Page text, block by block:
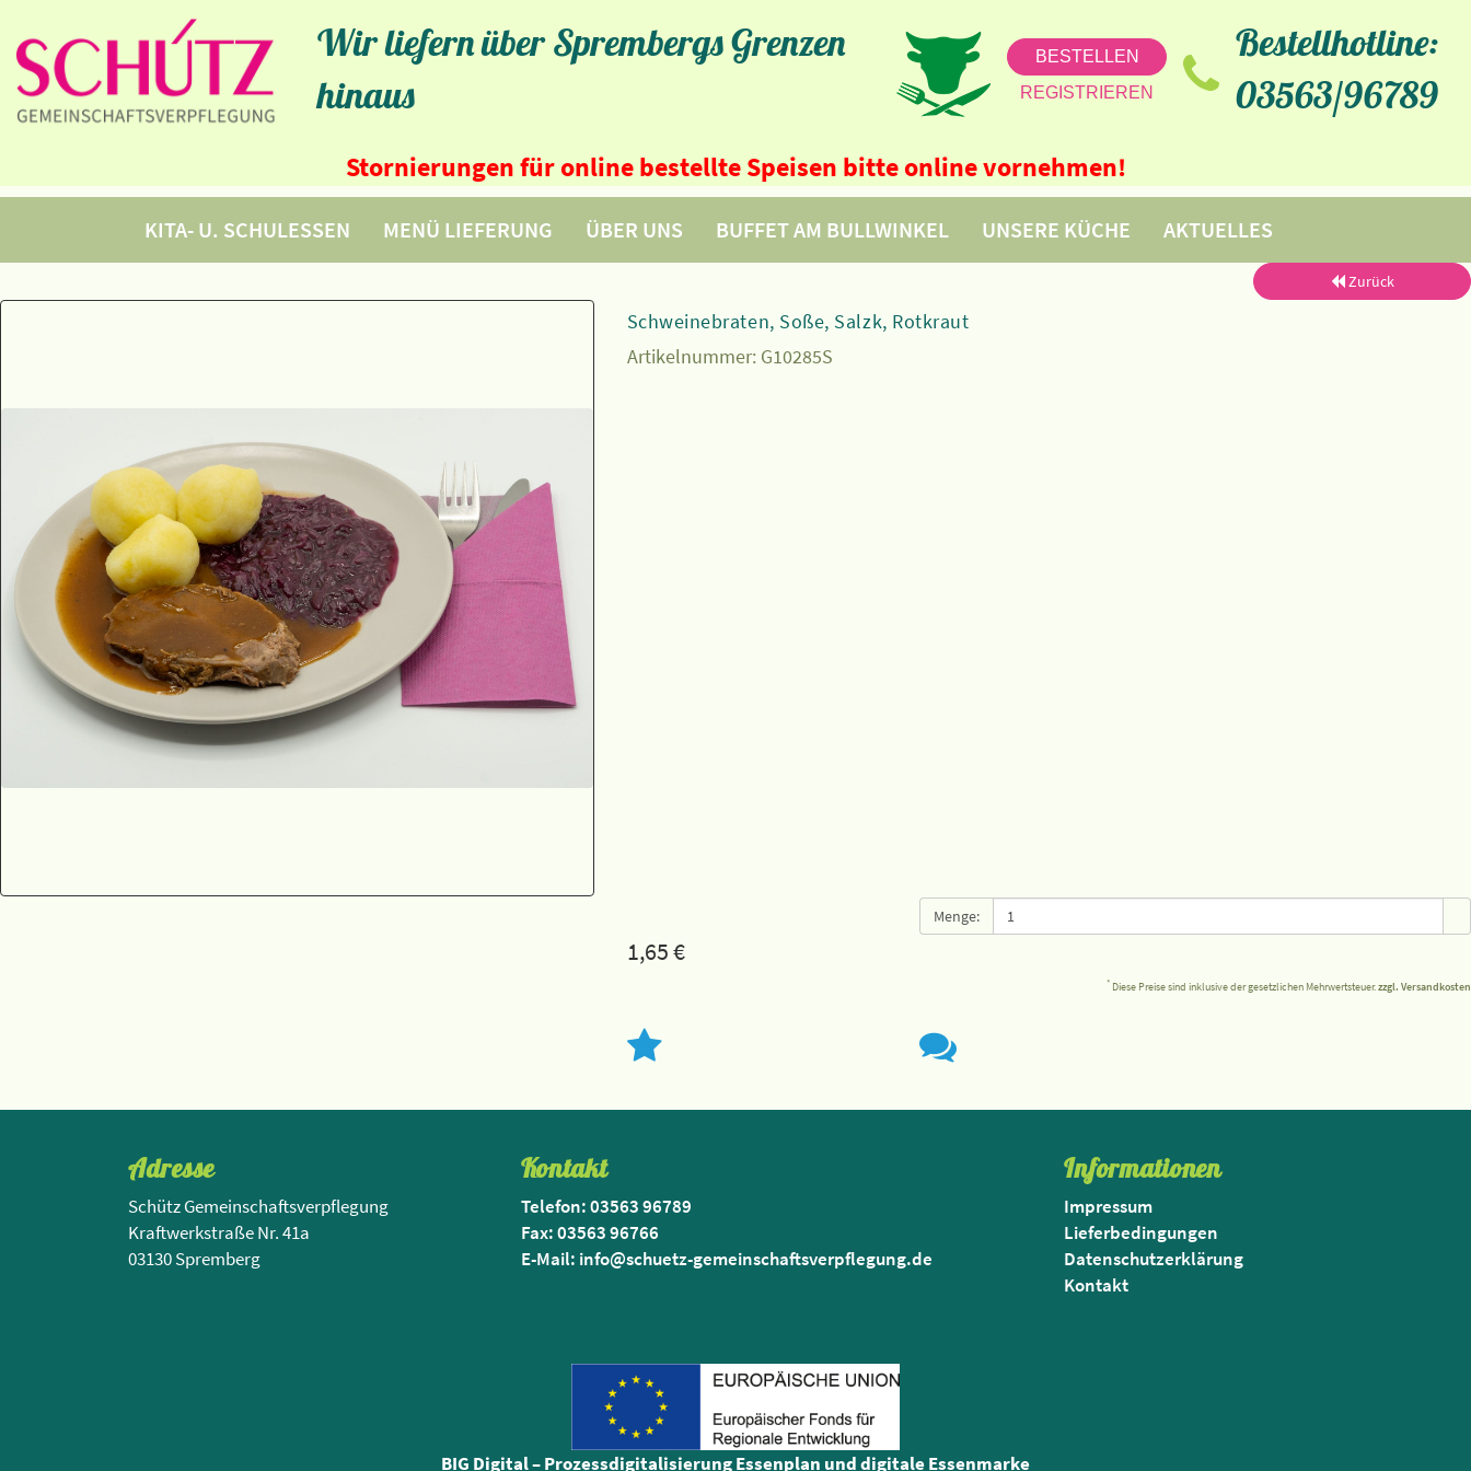
Wir liefern über Sprembergs Grenzen
hinaus
BESTELLEN
REGISTRIEREN
Bestellhotline:
03563/96789
Stornierungen für online bestellte Speisen bitte online vornehmen!
KITA- U. SCHULESSEN MENÜ LIEFERUNG ÜBER UNS BUFFET AM BULLWINKEL UNSERE KÜCHE AKTUELLES
Zurück
Schweinebraten, Soße, Salzk, Rotkraut
Artikelnummer: G10285S
Menge:
1,65€
* Diese Preise sind inklusive der gesetzlichen Mehrwertsteuer.zzgl. Versandkosten
Adresse
Schütz Gemeinschaftsverpflegung
Kraftwerkstraße Nr. 41a
03130 Spremberg
Kontakt
Telefon: 03563 96789
Fax: 03563 96766
E-Mail: info@schuetz-gemeinschaftsverpflegung.de
Informationen
Impressum
Lieferbedingungen
Datenschutzerklärung
Kontakt
BIG Digital – Prozessdigitalisierung Essenplan und digitale Essenmarke